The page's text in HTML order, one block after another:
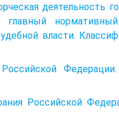
деятельность
власти.
Российской